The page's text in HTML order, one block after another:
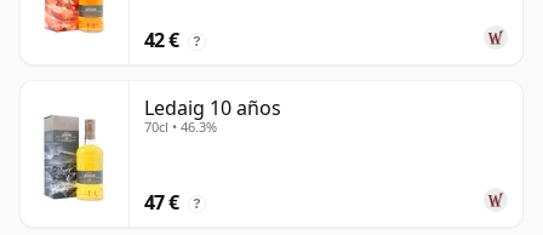
42 € ?
Ledaig 10 años
70cl • 46.3%
47 € ?